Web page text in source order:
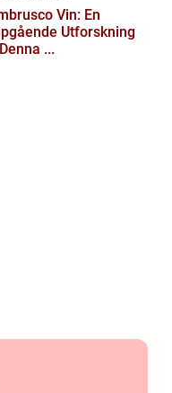
Vin: En
Utforskning
...